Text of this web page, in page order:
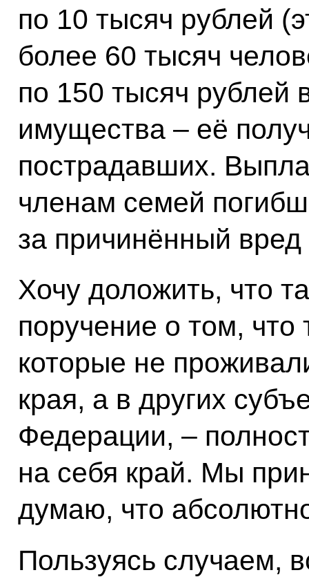
по 10 тысяч рублей
более 60 тысяч
по 150 тысяч рублей
имущества – её
пострадавших.
членам семей
за причинённый
Хочу доложить, что
поручение о том, что
которые не
края, а в других
Федерации, –
на себя край. Мы
думаю, что
Пользуясь случаем,